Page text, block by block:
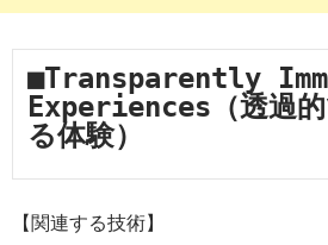
■Transparently
Experiences（透過的
る体験）
【関連する技術】